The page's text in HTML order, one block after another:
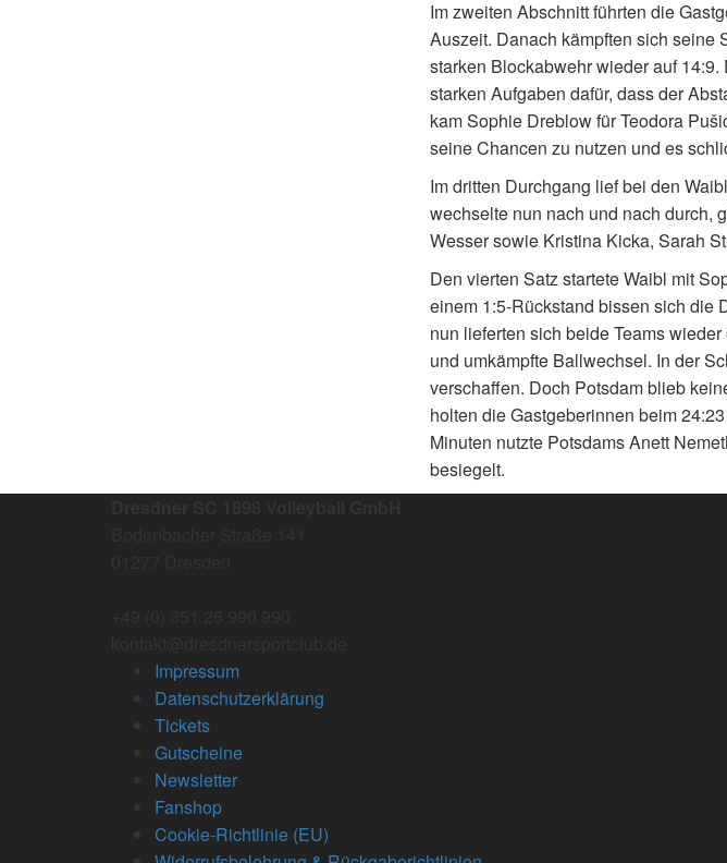
Im zweiten Abschnitt führten die
Auszeit. Danach kämpften sich seine
starken Blockabwehr wieder auf
starken Aufgaben dafür, dass der
kam Sophie Dreblow für Teodora
seine Chancen zu nutzen und es
Im dritten Durchgang lief bei den
wechselte nun nach und nach durch,
Wesser sowie Kristina Kicka, Sarah
Den vierten Satz startete Waibl mit
einem 1:5-Rückstand bissen sich die
nun lieferten sich beide Teams
und umkämpfte Ballwechsel. In der
verschaffen. Doch Potsdam blieb
holten die Gastgeberinnen beim
Minuten nutzte Potsdams Anett
besiegelt.
Impressum
Datenschutzerklärung
Tickets
Gutscheine
Newsletter
Fanshop
Cookie-Richtlinie (EU)